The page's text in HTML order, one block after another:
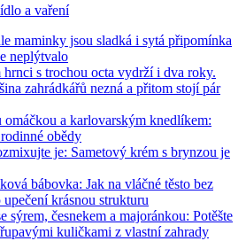
a vaření
maminky jsou sladká i sytá připomínka
neplýtvalo
s trochou octa vydrží i dva roky.
zahrádkářů nezná a přitom stojí pár
a karlovarským knedlíkem:
obědy
je: Sametový krém s brynzou je
bábovka: Jak na vláčné těsto bez
krásnou strukturu
sýrem, česnekem a majoránkou: Potěšte
kuličkami z vlastní zahrady